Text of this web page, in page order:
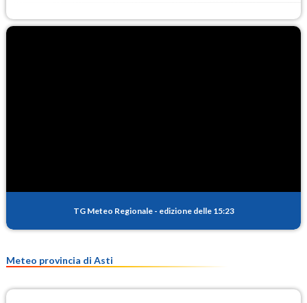
TG Meteo Regionale - edizione delle 15:23
Meteo provincia di Asti